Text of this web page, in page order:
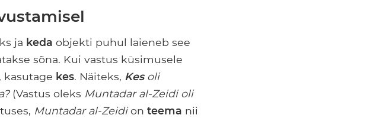
ja keda objekti puhul laieneb see
sõna. Kui vastus küsimusele
kasutage kes. Näiteks, Kesoli
(Vastus oleks Muntadar al-Zeidi oli
Muntadar al-Zeidion teema nii